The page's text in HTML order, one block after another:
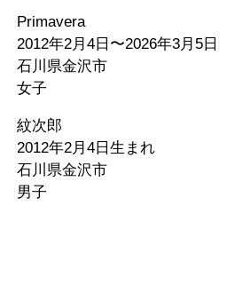
Primavera
2012年2月4日〜2026年3月5日
石川県金沢市
女子
紋次郎
2012年2月4日生まれ
石川県金沢市
男子